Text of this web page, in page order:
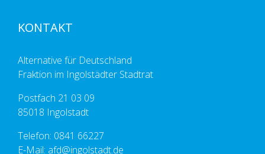
KONTAKT
Alternative für Deutschland
Fraktion im Ingolstädter Stadtrat
Postfach 21 03 09
85018 Ingolstadt
Telefon: 0841 66227
E-Mail: afd@ingolstadt.de